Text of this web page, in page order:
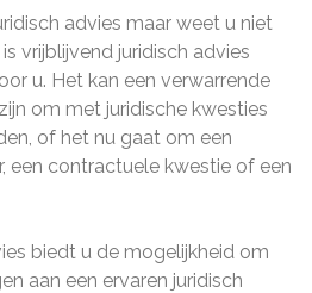
advies maar weet u niet
vrijblijvend juridisch advies
u. Het kan een verwarrende
om met juridische kwesties
of het nu gaat om een
een contractuele kwestie of een
biedt u de mogelijkheid om
aan een ervaren juridisch